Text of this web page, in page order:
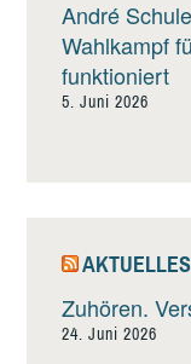
André
Wahlkampf
funktioniert
5. Juni 2026
Zuhören.
24. Juni 2026